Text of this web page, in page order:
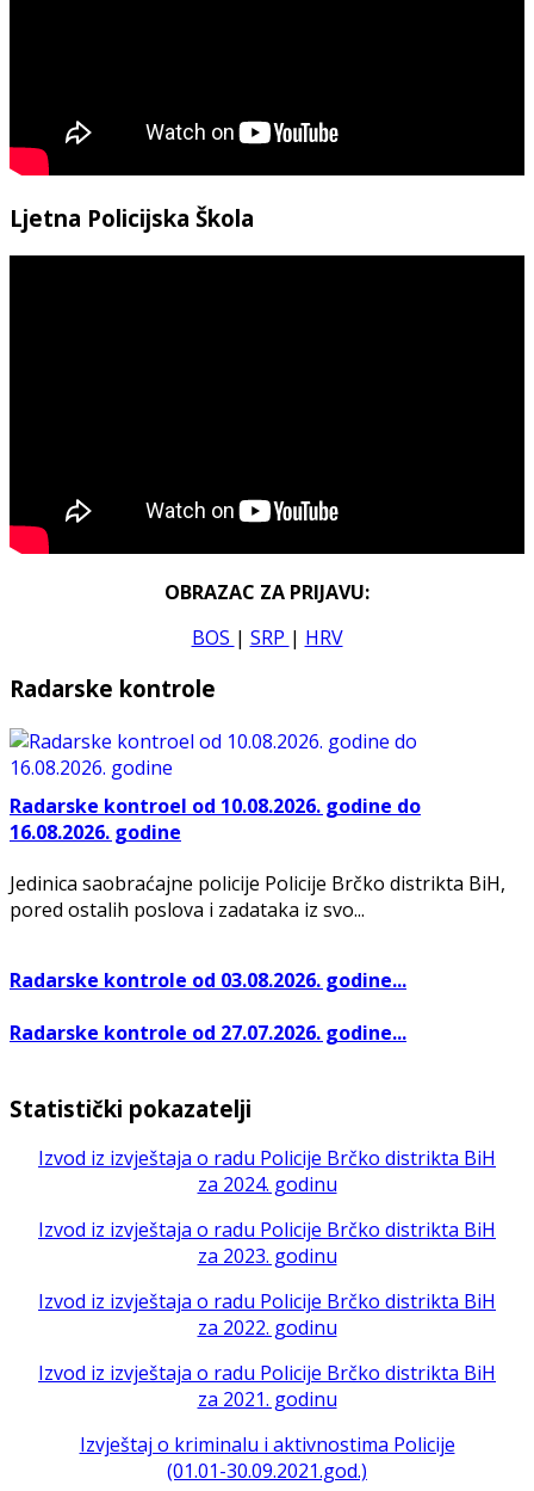
Ljetna Policijska Škola
OBRAZAC ZA PRIJAVU:
BOS | SRP | HRV
Radarske kontrole
Radarske kontroel od 10.08.2026. godine do
16.08.2026. godine
Jedinica saobraćajne policije Policije Brčko distrikta BiH,
pored ostalih poslova i zadataka iz svo...
Radarske kontrole od 03.08.2026. godine...
Radarske kontrole od 27.07.2026. godine...
Statistički pokazatelji
Izvod iz izvještaja o radu Policije Brčko distrikta BiH
za 2024. godinu
Izvod iz izvještaja o radu Policije Brčko distrikta BiH
za 2023. godinu
Izvod iz izvještaja o radu Policije Brčko distrikta BiH
za 2022. godinu
Izvod iz izvještaja o radu Policije Brčko distrikta BiH
za 2021. godinu
Izvještaj o kriminalu i aktivnostima Policije
(01.01-30.09.2021.god.)